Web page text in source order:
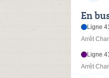
En
Ligne
Arrêt
Ligne
Arrêt